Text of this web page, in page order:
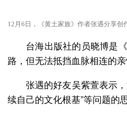
12月6日，《黄土家族》作者张遇分享创
台海出版社的员晓博是
路，但无法抵挡血脉相连的
张遇的好友吴紫萱表示
续自己的文化根基”等问题的